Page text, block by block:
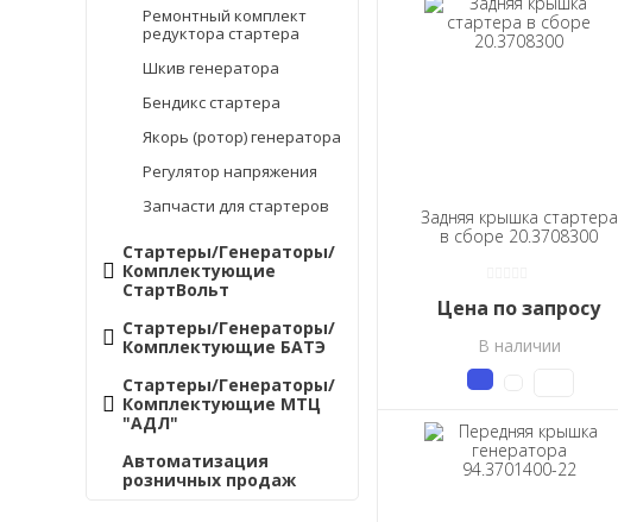
Ремонтный комплект
редуктора стартера
Шкив генератора
Бендикс стартера
Якорь (ротор) генератора
Регулятор напряжения
Запчасти для стартеров
Стартеры/Генераторы/
Комплектующие
СтартВольт
Стартеры/Генераторы/
Комплектующие БАТЭ
Стартеры/Генераторы/
Комплектующие МТЦ
"АДЛ"
Автоматизация
розничных продаж
Задняя крышка стартера
в сборе 20.3708300
Цена по запросу
В наличии